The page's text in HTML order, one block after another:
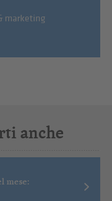
marketing
anche
mese: